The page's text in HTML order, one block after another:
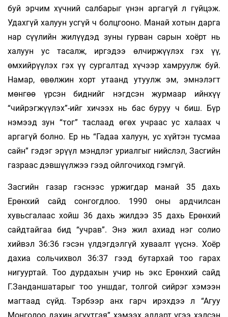
буй эрчим хүчний салбарыг үнэн аргагүй л гүйцэж.
Удахгүй халуун усгүй ч болцгооно. Манай хотын дарга
нар сүүлийн жилүүдэд зуны гурван сарын хоёрт нь
халуун ус тасалж, иргэдээ өлчиржүүлэх гэх үү,
өмхийрүүлэх гэх үү сургалтад хүчээр хамруулж буй.
Намар, өвөлжин хорт утаанд утуулж эм, эмнэлэгт
мөнгөө үрсэн биднийг нэгдсэн журмаар ийнхүү
“чийрэгжүүлэх”-ийг хичээх нь бас буруу ч биш. Бүр
нэмээд зун “тог” таслаад өгөх учраас ус халаах ч
аргагүй болно. Ер нь “Гадаа халуун, ус хүйтэн тусмаа
сайн” гэдэг эрүүл мэндлэг уриалгыг нийслэл, Засгийн
газраас дэвшүүлжээ гээд ойлгочиход гэмгүй.
Засгийн газар гэснээс уржигдар манай 35 дахь
Ерөнхий сайд сонгогдлоо. 1990 оны ардчилсан
хувьсгалаас хойш 36 дахь жилдээ 35 дахь Ерөнхий
сайдтайгаа бид “учрав”. Энэ жил ахиад нэг солио
хийвэл 36:36 гэсэн үлдэгдэлгүй хуваалт үүснэ. Хоёр
дахиа сольчихвол 36:37 гээд бутархай тоо гарах
нигууртай. Тоо дурдахын учир нь экс Ерөнхий сайд
Г.Занданшатарыг тоо уншдаг, толгой сийрэг хэмээн
магтаад сүйд. Тэрбээр анх гарч ирэхдээ л “Агуу